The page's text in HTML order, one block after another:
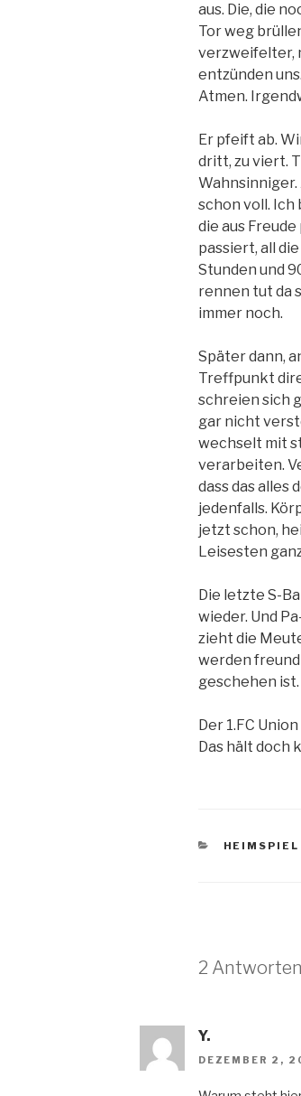
aus. Die, die
Tor weg
verzweifelter,
entzünden
Atmen.
Er pfeift ab.
dritt, zu viert.
schon voll. Ich
die aus
passiert, all
Stunden und
rennen tut da
immer noch.
Später dann,
Treffpunkt
schreien sich
gar nicht
wechselt mit
verarbeiten.
dass das alles
jedenfalls.
jetzt schon,
Leisesten
Die letzte S-
wieder. Und
zieht die
werden
geschehen ist.
Der 1.FC
Das hält doch
HEIMSPIEL
2
Y.
DEZEMBER 2,